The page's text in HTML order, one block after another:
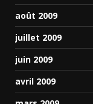
août 2009
juillet 2009
juin 2009
avril 2009